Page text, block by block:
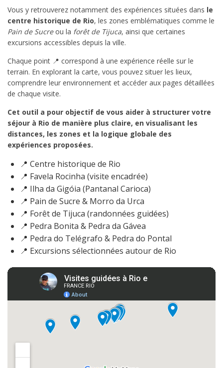
Vous y retrouverez notamment des expériences situées dans le
centre historique de Rio, les zones emblématiques comme le
Pain de Sucreou la forêt de Tijuca, ainsi que certaines
excursions accessibles depuis la ville.
Chaque point 📍 correspond à une expérience réelle sur le
terrain. En explorant la carte, vous pouvez situer les lieux,
comprendre leur environnement et accéder aux pages détaillées
de chaque visite.
Cet outil a pour objectif de vous aider à structurer votre
séjour à Rio de manière plus claire, en visualisant les
distances, les zones et la logique globale des
expériences proposées.
📍 Centre historique de Rio
📍 Favela Rocinha (visite encadrée)
📍 Ilha da Gigóia (Pantanal Carioca)
📍 Pain de Sucre & Morro da Urca
📍 Forêt de Tijuca (randonnées guidées)
📍 Pedra Bonita & Pedra da Gávea
📍 Pedra do Telégrafo & Pedra do Pontal
📍 Excursions sélectionnées autour de Rio